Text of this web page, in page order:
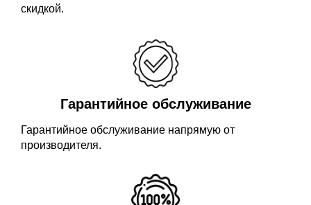
скидкой.
Гарантийное обслуживание
Гарантийное обслуживание напрямую от
производителя.